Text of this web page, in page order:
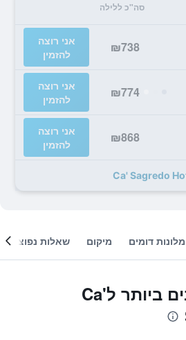
סה"כ ללילה
₪738
אני רוצה
להזמין
₪774
אני רוצה
להזמין
₪868
אני רוצה
להזמין
מלונות דומים מיקום שאלות נפוצות
המבצעים הטובים ביותר לCa'